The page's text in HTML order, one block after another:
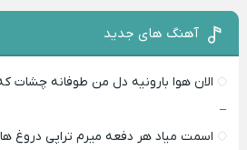
آهنگ های جدید
الان هوا بارونیه دل من طوفانه چشات
–
اسمت میاد هر دفعه میرم تراپی